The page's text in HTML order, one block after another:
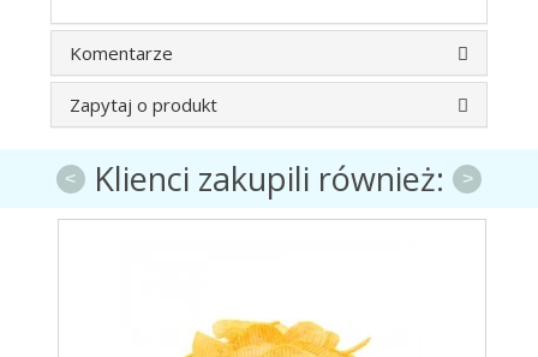
Komentarze
Zapytaj o produkt
Klienci zakupili również:
< >